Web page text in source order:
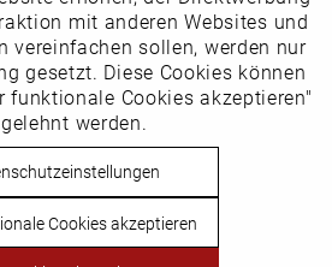
habe ich zur Kenntnis
widerrufen
Inaktiv
Inaktiv
mit anderen Websites und
vereinfachen sollen, werden nur
gesetzt. Diese Cookies können
funktionale Cookies akzeptieren"
werden.
Cookies akzeptieren